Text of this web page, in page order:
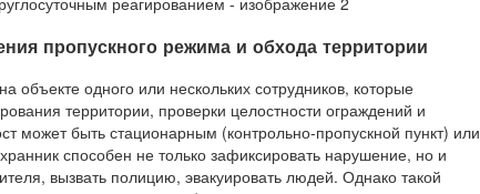
пропускного режима и обхода территории
одного или нескольких сотрудников, которые
территории, проверки целостности ограждений и
может быть стационарным (контрольно-пропускной пункт) или
способен не только зафиксировать нарушение, но и
вызвать полицию, эвакуировать людей. Однако такой